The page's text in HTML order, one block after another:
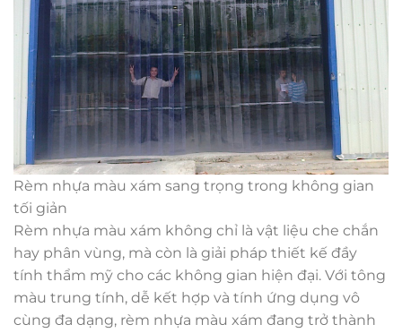
Rèm nhựa màu xám sang trọng trong không gian
tối giản
Rèm nhựa màu xám không chỉ là vật liệu che chắn
hay phân vùng, mà còn là giải pháp thiết kế đầy
tính thẩm mỹ cho các không gian hiện đại. Với tông
màu trung tính, dễ kết hợp và tính ứng dụng vô
cùng đa dạng, rèm nhựa màu xám đang trở thành